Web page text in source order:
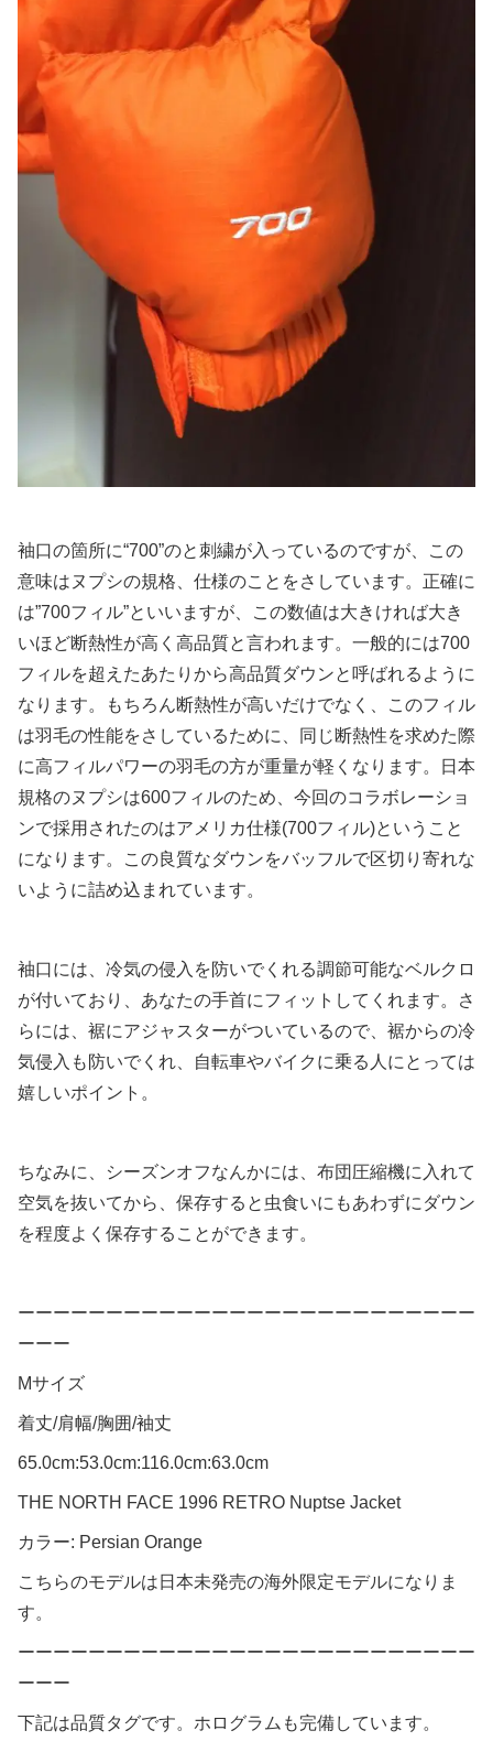
袖口の箇所に“700”のと刺繍が入っているのですが、この
意味はヌプシの規格、仕様のことをさしています。正確に
は”700フィル”といいますが、この数値は大きければ大き
いほど断熱性が高く高品質と言われます。一般的には700
フィルを超えたあたりから高品質ダウンと呼ばれるように
なります。もちろん断熱性が高いだけでなく、このフィル
は羽毛の性能をさしているために、同じ断熱性を求めた際
に高フィルパワーの羽毛の方が重量が軽くなります。日本
規格のヌプシは600フィルのため、今回のコラボレーショ
ンで採用されたのはアメリカ仕様(700フィル)ということ
になります。この良質なダウンをバッフルで区切り寄れな
いように詰め込まれています。
袖口には、冷気の侵入を防いでくれる調節可能なベルクロ
が付いており、あなたの手首にフィットしてくれます。さ
らには、裾にアジャスターがついているので、裾からの冷
気侵入も防いでくれ、自転車やバイクに乗る人にとっては
嬉しいポイント。
ちなみに、シーズンオフなんかには、布団圧縮機に入れて
空気を抜いてから、保存すると虫食いにもあわずにダウン
を程度よく保存することができます。
ーーーーーーーーーーーーーーーーーーーーーーーーーー
ーーー
Mサイズ
着丈/肩幅/胸囲/袖丈
65.0cm:53.0cm:116.0cm:63.0cm
THE NORTH FACE 1996 RETRO Nuptse Jacket
カラー: Persian Orange
こちらのモデルは日本未発売の海外限定モデルになりま
す。
ーーーーーーーーーーーーーーーーーーーーーーーーーー
ーーー
下記は品質タグです。ホログラムも完備しています。